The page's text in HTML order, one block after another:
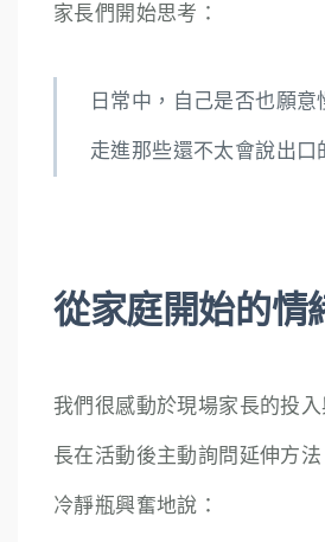
家長們開始思考：
日常中，自己是否也願
走進那些還不太會說出口
從家庭開始的情
我們很感動於現場家長的投
長在活動後主動詢問延伸方
冷靜瓶興奮地說：